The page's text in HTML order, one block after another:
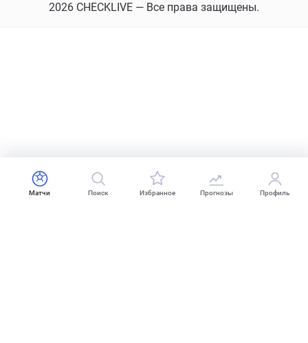
2026 CHECKLIVE — Все права защищены.
Матчи Поиск Избранное Прогнозы Профиль